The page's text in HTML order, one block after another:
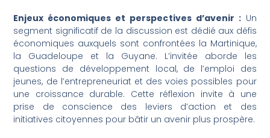
Enjeux économiques et perspectives d’avenir :Un
segment significatif de la discussion est dédié aux défis
économiques auxquels sont confrontées la Martinique,
la Guadeloupe et la Guyane. L’invitée aborde les
questions de développement local, de l’emploi des
jeunes, de l’entrepreneuriat et des voies possibles pour
une croissance durable. Cette réflexion invite à une
prise de conscience des leviers d’action et des
initiatives citoyennes pour bâtir un avenir plus prospère.